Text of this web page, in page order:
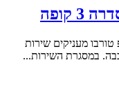
קופה
אנו בטופ טורבו מעניקים שירות
במסגרת השירות...